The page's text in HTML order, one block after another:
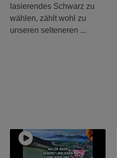
lasierendes Schwarz zu
wählen, zählt wohl zu
unseren selteneren ...